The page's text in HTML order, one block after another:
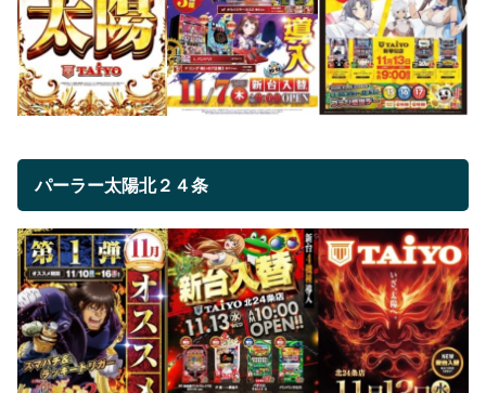
パーラー太陽北２４条